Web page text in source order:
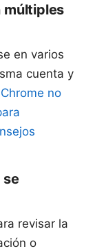
múltiples
en varios
cuenta y
Chrome no
se
revisar la
o